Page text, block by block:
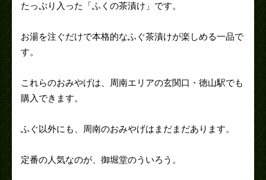
たっぷり入った「ふくの茶漬け」です。
お湯を注ぐだけで本格的なふぐ茶漬けが楽しめる一品で
す。
これらのおみやげは、周南エリアの玄関口・徳山駅でも
購入できます。
ふぐ以外にも、周南のおみやげはまだまだあります。
定番の人気なのが、御堀堂のういろう。